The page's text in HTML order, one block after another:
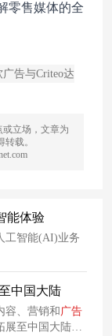
零售媒体的全
广告与Criteo达
立场，文章为
载。
能体验
工智能(AI)业务
中国大陆
容、营销和 广告
展至中国大陆。